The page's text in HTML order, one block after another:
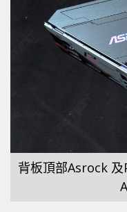
背板頂部Asrock